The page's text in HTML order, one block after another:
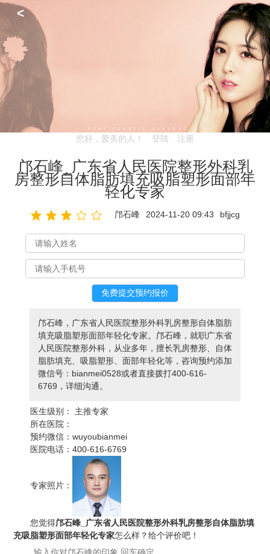
<
您好，爱美的人！ 登陆 注册
邝石峰_广东省人民医院整形外科乳
房整形自体脂肪填充吸脂塑形面部年
轻化专家
邝石峰 2024-11-20 09:43 bfjjcg
邝石峰，广东省人民医院整形外科乳房整形自体脂肪
填充吸脂塑形面部年轻化专家。邝石峰，就职广东省
人民医院整形外科，从业多年，擅长乳房整形、自体
脂肪填充、吸脂塑形、面部年轻化等，咨询预约添加
微信号：bianmei0528或者直接拨打400-616-
6769，详细沟通。
医生级别：
主推专家
所在医院：
预约微信：wuyoubianmei
医院电话：400-616-6769
专家照片：
您觉得邝石峰_广东省人民医院整形外科乳房整形自体脂肪填
充吸脂塑形面部年轻化专家怎么样？给个评价吧！